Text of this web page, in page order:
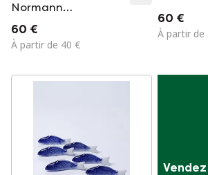
Normann
Copenhagen,
ensemble de
Danemark, design
60 €
À partir de 40 €
60 €
À partir de